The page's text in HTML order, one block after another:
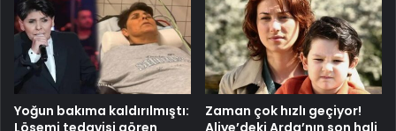
Yoğun bakıma kaldırılmıştı:
Zaman çok hızlı geçiyor!